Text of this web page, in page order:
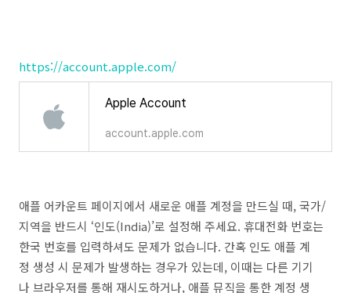
https://account.apple.com/
Apple Account
account.apple.com
애플 어카운트 페이지에서 새로운 애플 계정을 만드실 때, 국가/
지역을 반드시 ‘인도(India)’로 설정해 주세요. 휴대전화 번호는
한국 번호를 입력하셔도 문제가 없습니다. 간혹 인도 애플 계
정 생성 시 문제가 발생하는 경우가 있는데, 이때는 다른 기기
나 브라우저를 통해 재시도하거나, 애플 뮤직을 통한 계정 생